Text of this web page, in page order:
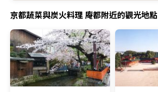
京都蔬菜與炭火料理 庵都附近的觀光地點